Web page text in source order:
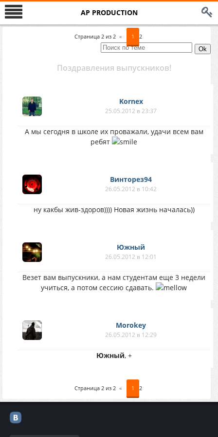
AP PRODUCTION
Страница 2 из 2 « 1 2
Поздравления выпускников!
Kornex
25.05.2012 в 23:37
А мы сегодня в школе их проважали, удачи всем вам
ребят
Винторез94
26.05.2012 в 10:42
ну какбы жив-здоров)))) Новая жизнь началась))
Южный
26.05.2012 в 12:01
Везет вам выпускники, а нам студентам еще 3 недели
учиться, а потом сессию сдавать.
Morokey
26.05.2012 в 12:29
Южный, +
Страница 2 из 2 « 1 2